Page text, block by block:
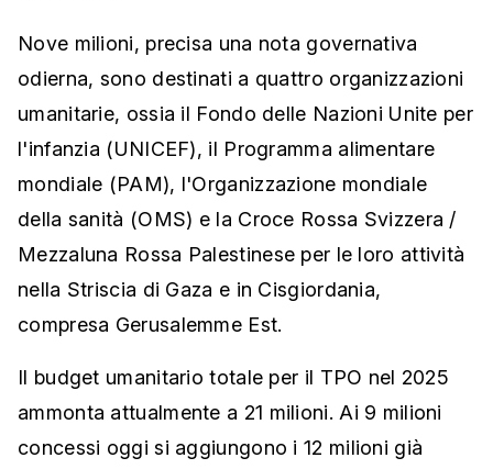
Nove milioni, precisa una nota governativa
odierna, sono destinati a quattro organizzazioni
umanitarie, ossia il Fondo delle Nazioni Unite per
l'infanzia (UNICEF), il Programma alimentare
mondiale (PAM), l'Organizzazione mondiale
della sanità (OMS) e la Croce Rossa Svizzera /
Mezzaluna Rossa Palestinese per le loro attività
nella Striscia di Gaza e in Cisgiordania,
compresa Gerusalemme Est.
Il budget umanitario totale per il TPO nel 2025
ammonta attualmente a 21 milioni. Ai 9 milioni
concessi oggi si aggiungono i 12 milioni già